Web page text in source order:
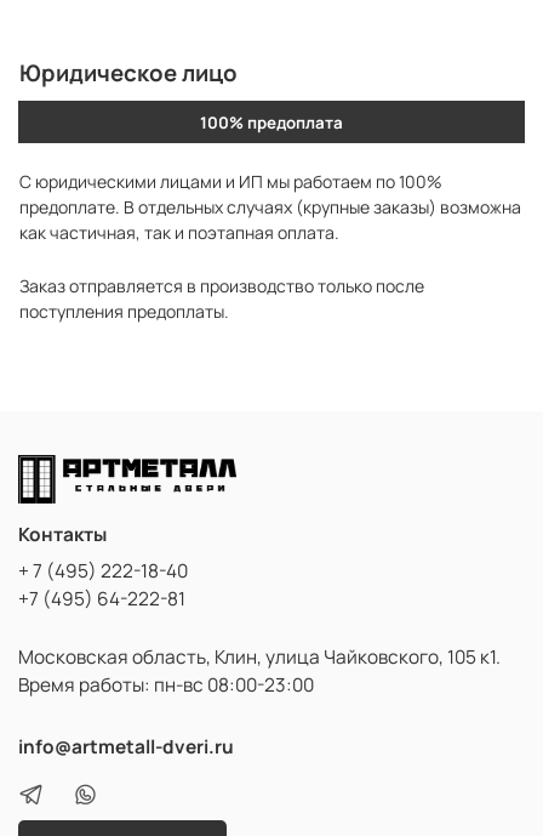
Юридическое лицо
100% предоплата
С юридическими лицами и ИП мы работаем по 100%
предоплате. В отдельных случаях (крупные заказы) возможна
как частичная, так и поэтапная оплата.
Заказ отправляется в производство только после
поступления предоплаты.
Контакты
+ 7 (495) 222-18-40
+7 (495) 64-222-81
Московская область, Клин, улица Чайковского, 105 к1.
Время работы: пн-вс 08:00-23:00
info@artmetall-dveri.ru